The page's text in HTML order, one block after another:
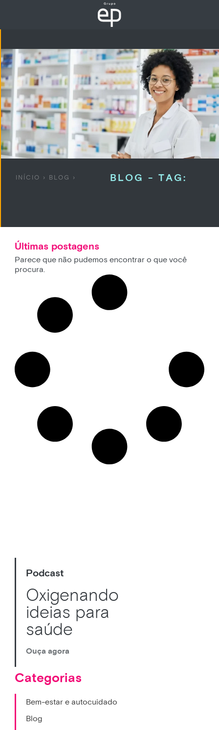
INÍCIO › BLOG › BLOG - TAG:
Últimas postagens
Parece que não pudemos encontrar o que você
procura.
Podcast
Oxigenando
ideias para
saúde
Ouça agora
Categorias
Bem-estar e autocuidado
Blog